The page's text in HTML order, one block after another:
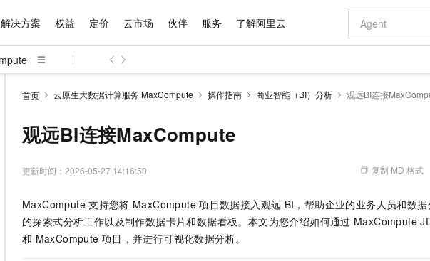
解决方案 权益 定价 云市场 伙伴 服务 了解阿里云
首页 云原生大数据计算服务 MaxCompute 操作指南 商业智能（BI）分析 观远BI连接
观远BI连接MaxCompute
更新时间： 2026-05-27 14:16:50 复制 MD 格式
MaxCompute 支持您将 MaxCompute 项目数据接入观远 BI，帮助企业的业务人员和数
的探索式分析工作以及制作数据卡片和数据看板。本文为您介绍如何通过 MaxCompute
和 MaxCompute 项目，并进行可视化数据分析。
千问AI平台 大模型
Qwen3.8-Max HOT
智能体时代全能旗舰模型
Kimi-K3 NEW
Kimi 最新旗舰模型，长程编程与推理利器
精选产品
大模型服务与应用平台
多元化、高性能、安全可靠的大模型服务
无影云电脑
随时随地安全接入的云上超级电脑
云解析DNS
人工智能平台 PAI 大模型
一站式AI开发、训练和推理服务
Qoder CN
Qoder
面向真实软件
精选解决方案
企业级Agent产品，直接交付可用成果
HappyHorse 打造一站式影视创作平台
快速拥有专属 OpenClaw
Hermes Agent，打造自进化智能体
自主进化，持久记忆，越用越聪明
Claude Code + GStack 打造工程团队
轻松解锁专属
5 分钟轻松
普惠上云
云服务器38元/年起，超值低价云产品抢先购
推荐新用户得奖励，单订单最高返9万
云工开物
高校专属算力普惠，学生认证享300元代金券
AI 特惠
Token Plan 模型订阅计划 NEW
Qwen3.8-Max 首发尝鲜，限时加量 10 倍，夜间低至2折
千问办公，限时限量积分加倍
AI 场景体
从图文生成到
AI 广告创作
图文、视频一
产品定价
了解云产品的定价详情
云上成本管理
管理和优化成本
价格计算器
自助选配和估算价格
价格优势
配置报价
精选商城
多端小程序
观测云
Tuya 物联网平台阿里云版
数据与 API
手机三要素
OCR 文字识别
发票查验
基础软件
JAVA
成为销售伙伴
咨询伙伴
销售伙伴合作计划
无影生态合作计划
Salesforce On Alibaba Cloud
Consulting Partner 合作计划
成为产品伙伴
产品生态伙伴
产品伙伴
云网络合作计
售前咨询
售后服务
自助服务
在线服务
工单服务
企业增值服务
专家技术服务
企业成长
服务实践
阿里云认证
信息公告
官网公告
为什么选择阿里云
技术领先
分析师报告
研究报告与白皮书
最佳实践
云上奥运之旅
看见新力量
金融模力时刻
市场活动
魔搭